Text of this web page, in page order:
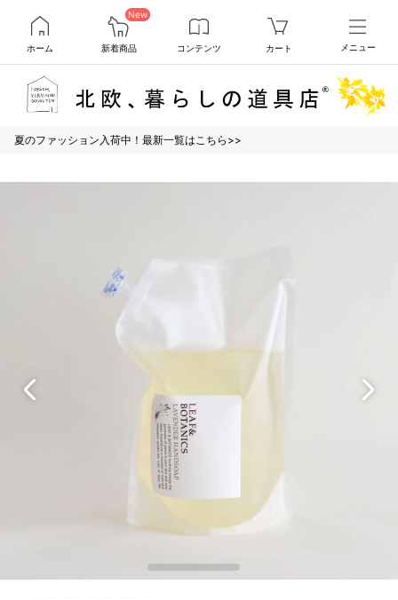
ホーム
New
新着商品 コンテンツ カート メニュー
夏のファッション入荷中！最新一覧はこちら>>